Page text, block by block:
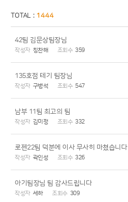
TOTAL : 1444
42팀 김문상팀장님
칭찬해 359
135호점 테기 팀장님
구병석 547
남부 11팀 최고의 팀
김미정 332
로젠22팀 덕분에 이사 무사히 마쳤습니다
곽인성 326
아기팀장님 팀 감사드립니다
세하 309